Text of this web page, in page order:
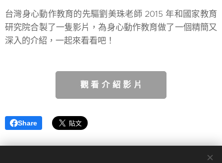
台灣身心動作教育的先驅劉美珠老師 2015 年和國家教育
研究院合製了一隻影片，為身心動作教育做了一個精簡又
深入的介紹，一起來看看吧！
觀 看 介 紹 影 片
Share